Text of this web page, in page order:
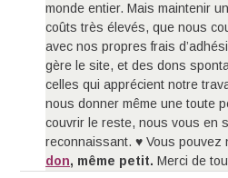
monde entier. Mais maintenir
coûts très élevés, que nous
avec nos propres frais
gère le site, et des dons
celles qui apprécient notre
nous donner même une toute
couvrir le reste, nous vous en
reconnaissant. ♥ Vous pouvez
don, même petit.Merci de